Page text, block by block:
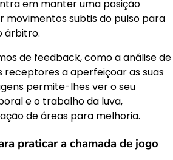
em manter uma posição
movimentos subtis do pulso para
árbitro.
de feedback, como a análise de
receptores a aperfeiçoar as suas
permite-lhes ver o seu
e o trabalho da luva,
de áreas para melhoria.
praticar a chamada de jogo